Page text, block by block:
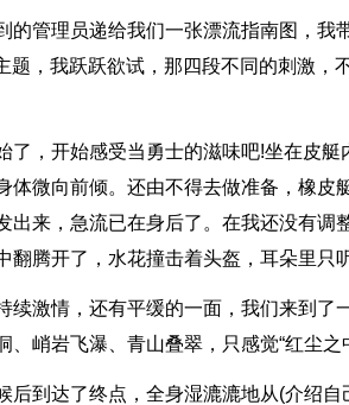
的管理员递给我们一张漂流指南图，我
题，我跃跃欲试，那四段不同的刺激，
了，开始感受当勇士的滋味吧!坐在皮
体微向前倾。还由不得去做准备，橡
出来，急流已在身后了。在我还没有调
翻腾开了，水花撞击着头盔，耳朵里只
续激情，还有平缓的一面，我们来到
、峭岩飞瀑、青山叠翠，只感觉“红尘之
后到达了终点，全身湿漉漉地从(介绍